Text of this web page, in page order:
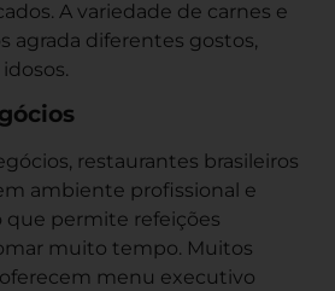
A variedade de carnes e
agrada diferentes gostos,
restaurantes brasileiros
ambiente profissional e
que permite refeições
muito tempo. Muitos
menu executivo